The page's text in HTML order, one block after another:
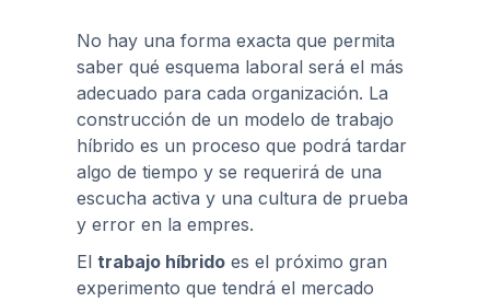
No hay una forma exacta que permita
saber qué esquema laboral será el más
adecuado para cada organización. La
construcción de un modelo de trabajo
híbrido es un proceso que podrá tardar
algo de tiempo y se requerirá de una
escucha activa y una cultura de prueba
y error en la empres.
El trabajo híbrido es el próximo gran
experimento que tendrá el mercado